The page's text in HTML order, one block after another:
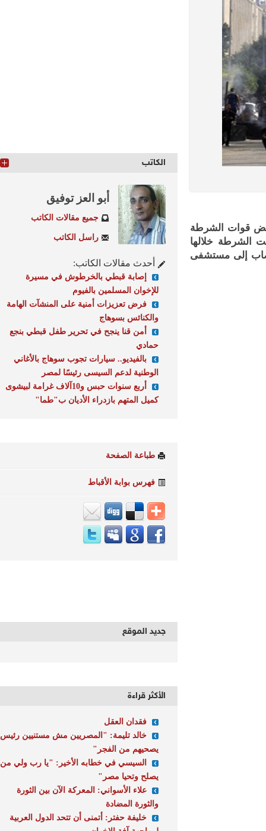
نتيجة فض قوات الشرطة
خلالها
إلى مستشفى
الكاتب
أبو العز توفيق
جميع مقالات الكاتب
راسل الكاتب
أحدث مقالات الكاتب:
إصابة قبطي بالخرطوش في مسيرة
للإخوان المسلمين بالفيوم
فرض تعزيزات أمنية على المنشآت الهامة
والكنائس بسوهاج
أمن قنا ينجح في تحرير طفل قبطي بنجع
حمادي
بالفيديو.. سيارات تجوب سوهاج بالأغاني
الوطنية لدعم السيسى رئيسًا لمصر
أربع سنوات حبس و10آلاف غرامة لبيشوى
كميل المتهم بازدراء الأديان ب"طما"
طباعة الصفحة
فهرس بوابة الأقباط
جديد الموقع
الأكثر قراءة
فقدان العقل
خالد تليمة: "المصريين مش مستنيين رئيس
يصحيهم من الفجر"
السيسي في خطابه الأخير: "يا رب ولي من
يصلح وتحيا مصر"
علاء الأسواني: المعركة الآن بين الثورة
والثورة المضادة
خليفة حفتر: أتمنى أن تتحد الدول العربية